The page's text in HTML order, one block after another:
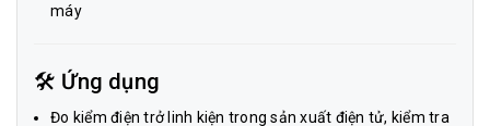
máy
🛠️ Ứng dụng
Đo kiểm điện trở linh kiện trong sản xuất điện tử, kiểm tra